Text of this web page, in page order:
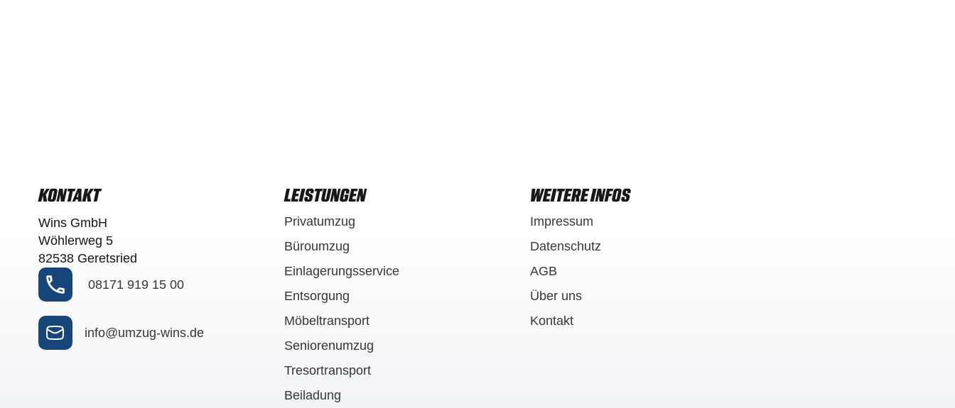
KONTAKT
Wins GmbH
Wöhlerweg 5
82538 Geretsried
08171 919 15 00
info@umzug-wins.de
LEISTUNGEN
Privatumzug
Büroumzug
Einlagerungsservice
Entsorgung
Möbeltransport
Seniorenumzug
Tresortransport
Beiladung
WEITERE INFOS
Impressum
Datenschutz
AGB
Über uns
Kontakt